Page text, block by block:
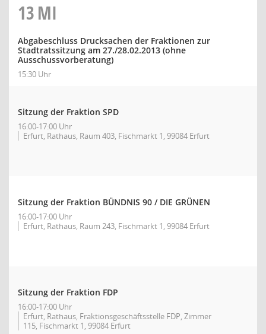
13MI
Abgabeschluss Drucksachen der Fraktionen zur
Stadtratssitzung am 27./28.02.2013 (ohne
Ausschussvorberatung)
15:30 Uhr
Sitzung der Fraktion SPD
16:00-17:00 Uhr
Erfurt, Rathaus, Raum 403, Fischmarkt 1, 99084 Erfurt
Sitzung der Fraktion BÜNDNIS 90 / DIE GRÜNEN
16:00-17:00 Uhr
Erfurt, Rathaus, Raum 243, Fischmarkt 1, 99084 Erfurt
Sitzung der Fraktion FDP
16:00-17:00 Uhr
Erfurt, Rathaus, Fraktionsgeschäftsstelle FDP, Zimmer
115, Fischmarkt 1, 99084 Erfurt